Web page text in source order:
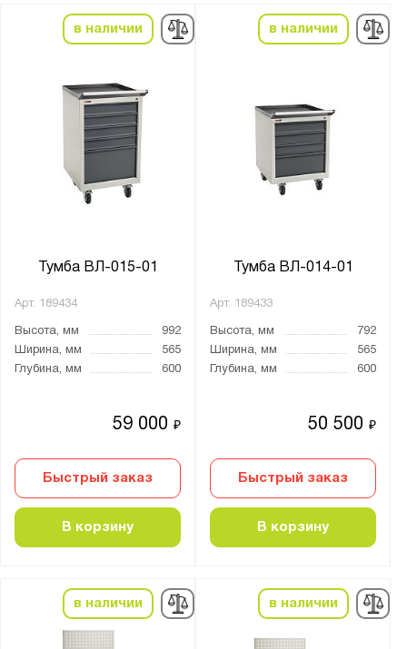
в наличии
Тумба ВЛ-015-01
Арт. 189434
Высота, мм
992
Ширина, мм
565
Глубина, мм
600
59 000₽
Быстрый заказ
В корзину
в наличии
Тумба ВЛ-014-01
Арт. 189433
Высота, мм
792
Ширина, мм
565
Глубина, мм
600
50 500₽
Быстрый заказ
В корзину
в наличии в наличии